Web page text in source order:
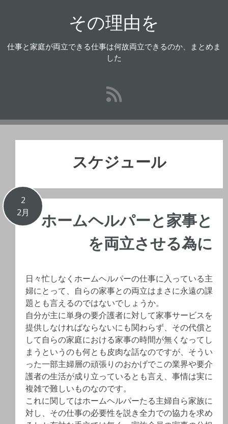
その理由を
仕事と家庭が両立できる仕事は何故両立できるのか、まとめま
した
スケジュール
2
2月
ホームヘルパーと家事と
を両立させる為に
日々忙しなくホームヘルパーの仕事に入っている主
婦にとって、自らの家事との両立はまさに永遠の課
題とも言えるのではないでしょうか。
自分が主に単身の要介護者に対して家事サービスを
提供しなければならないにも関わらず、その代償と
して自らの家庭における家事の時間が無くなってし
まうというのも何とも皮肉な話なのですが、そうい
った一部主婦層の頑張りのおかげでこの業界や要介
護者の生活が成り立っているとも言え、事情は実に
複雑で難しいものなのです。
これに関してはホームヘルパーたる主婦自ら家族に
対し、その仕事の必要性を説き全力での協力を求め